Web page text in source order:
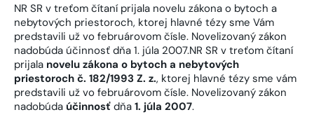
NR SR v treťom čítaní prijala novelu zákona o bytoch a
nebytových priestoroch, ktorej hlavné tézy sme Vám
predstavili už vo februárovom čísle. Novelizovaný zákon
nadobúda účinnosť dňa 1. júla 2007.NR SR v treťom čítaní
prijala novelu zákona o bytoch a nebytových
priestoroch č. 182/1993 Z. z., ktorej hlavné tézy sme vám
predstavili už vo februárovom čísle. Novelizovaný zákon
nadobúda účinnosť dňa 1. júla 2007.